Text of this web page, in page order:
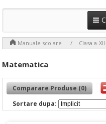
Manuale scolare Clasa a-
Matematica
Comparare Produse (0)
Sortare dupa: